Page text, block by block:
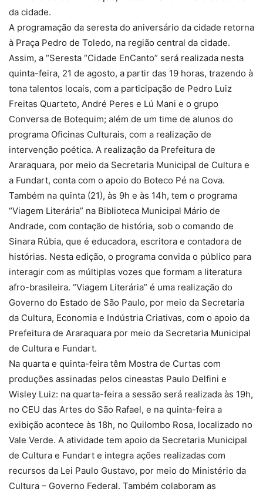
da cidade.
A programação da seresta do aniversário da cidade retorna
à Praça Pedro de Toledo, na região central da cidade.
Assim, a “Seresta “Cidade EnCanto” será realizada nesta
quinta-feira, 21 de agosto, a partir das 19 horas, trazendo à
tona talentos locais, com a participação de Pedro Luiz
Freitas Quarteto, André Peres e Lú Mani e o grupo
Conversa de Botequim; além de um time de alunos do
programa Oficinas Culturais, com a realização de
intervenção poética. A realização da Prefeitura de
Araraquara, por meio da Secretaria Municipal de Cultura e
a Fundart, conta com o apoio do Boteco Pé na Cova.
Também na quinta (21), às 9h e às 14h, tem o programa
“Viagem Literária” na Biblioteca Municipal Mário de
Andrade, com contação de história, sob o comando de
Sinara Rúbia, que é educadora, escritora e contadora de
histórias. Nesta edição, o programa convida o público para
interagir com as múltiplas vozes que formam a literatura
afro-brasileira. “Viagem Literária” é uma realização do
Governo do Estado de São Paulo, por meio da Secretaria
da Cultura, Economia e Indústria Criativas, com o apoio da
Prefeitura de Araraquara por meio da Secretaria Municipal
de Cultura e Fundart.
Na quarta e quinta-feira têm Mostra de Curtas com
produções assinadas pelos cineastas Paulo Delfini e
Wisley Luiz: na quarta-feira a sessão será realizada às 19h,
no CEU das Artes do São Rafael, e na quinta-feira a
exibição acontece às 18h, no Quilombo Rosa, localizado no
Vale Verde. A atividade tem apoio da Secretaria Municipal
de Cultura e Fundart e integra ações realizadas com
recursos da Lei Paulo Gustavo, por meio do Ministério da
Cultura – Governo Federal. Também colaboram as